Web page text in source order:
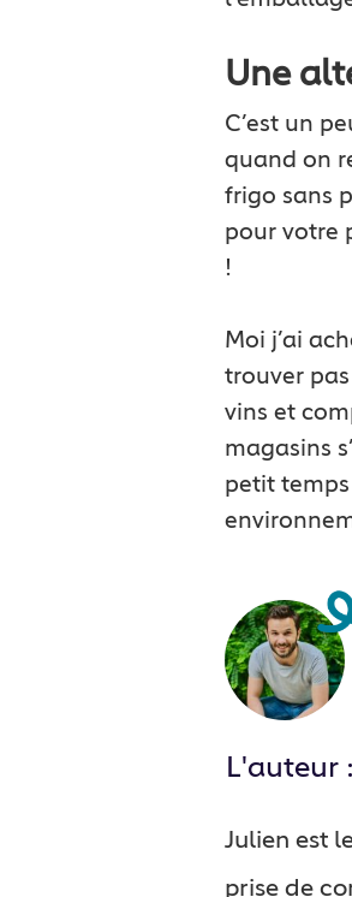
Une
C’est un
quand on
frigo sans
pour votre
!
Moi j’ai
trouver
vins et
magasins
petit
L'auteur :
Julien est
prise de